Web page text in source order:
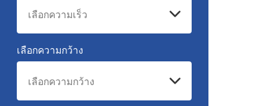
เลือกความกว้าง